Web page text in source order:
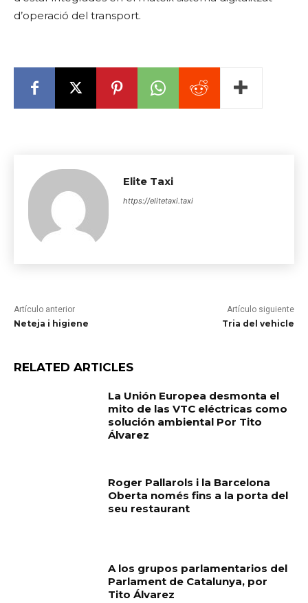
d’operació del transport.
Elite Taxi
https://elitetaxi.taxi
Artículo anterior
Neteja i higiene
Artículo siguiente
Tria del vehicle
RELATED ARTICLES
La Unión Europea desmonta el
mito de las VTC eléctricas como
solución ambiental Por Tito
Álvarez
Roger Pallarols i la Barcelona
Oberta només fins a la porta del
seu restaurant
A los grupos parlamentarios del
Parlament de Catalunya, por
Tito Álvarez